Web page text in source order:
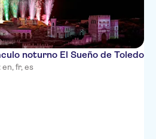
noturno El Sueño de Toledo
en, fr, es